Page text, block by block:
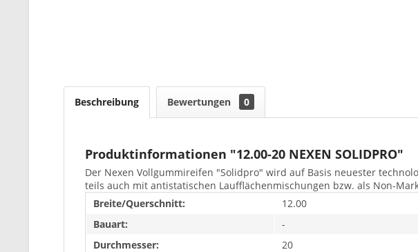
Beschreibung Bewertungen 0
Produktinformationen "12.00-20 NEXEN SOLIDPRO"
Der Nexen Vollgummireifen "Solidpro" wird auf Basis neuester
teils auch mit antistatischen Laufflächenmischungen bzw. als Non-
Breite/Querschnitt:
12.00
Bauart:
-
Durchmesser:
20